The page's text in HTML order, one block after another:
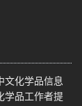
文化学品信息
学品工作者提